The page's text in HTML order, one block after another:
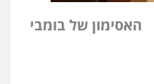
האסימון של בומבי